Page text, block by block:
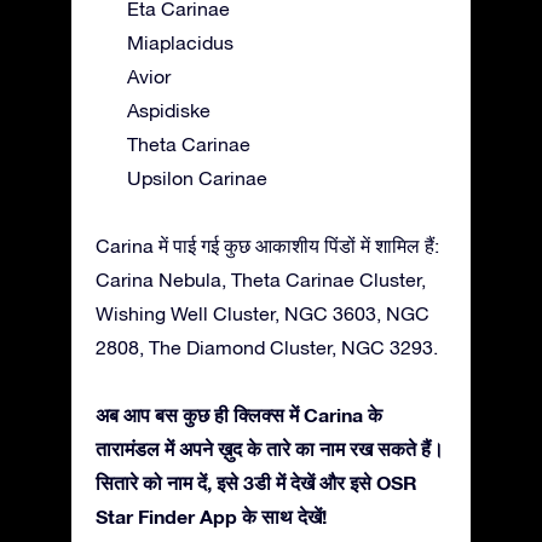
Eta Carinae
Miaplacidus
Avior
Aspidiske
Theta Carinae
Upsilon Carinae
Carina में पाई गई कुछ आकाशीय पिंडों में शामिल हैं:
Carina Nebula, Theta Carinae Cluster,
Wishing Well Cluster, NGC 3603, NGC
2808, The Diamond Cluster, NGC 3293.
अब आप बस कुछ ही क्लिक्स में Carina के
तारामंडल में अपने ख़ुद के तारे का नाम रख सकते हैं।
सितारे को नाम दें, इसे 3डी में देखें और इसे OSR
Star Finder App के साथ देखें!